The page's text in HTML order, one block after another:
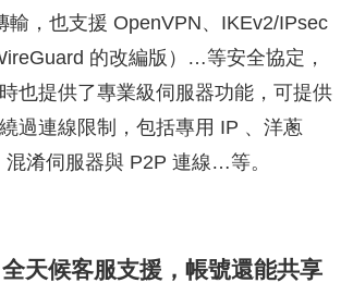
輸，也支援 OpenVPN、IKEv2/IPsec
的改編版）…等安全協定，
也提供了專業級伺服器功能，可提供
過連線限制，包括專用 IP 、洋蔥
淆伺服器與 P2P 連線…等。
天候客服支援，帳號還能共享